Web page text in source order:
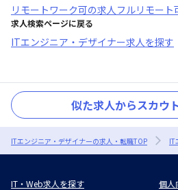
リモートワーク可の求人フルリモート
求人検索ページに戻る
ITエンジニア・デザイナー求人を探す
似た求人からスカウ
ITエンジニア・デザイナーの求人・転職TOP IT
IT・Web求人を探す
個人